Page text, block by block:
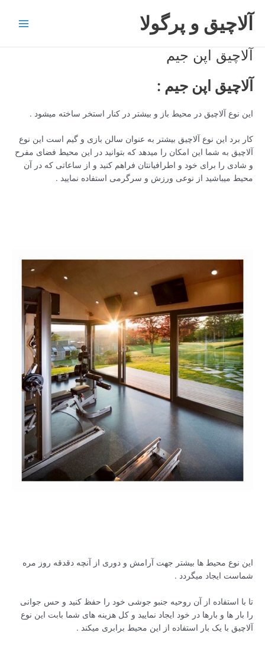
محتواآلاچیق و پرگولا
آلاچیق اپن جیم
آلاچیق اپن جیم :
این نوع آلاچیق در محیط باز و بیشتر در کنار استخر ساخته میشود .
کار برد این نوع آلاچیق بیشتر به عنوان سالن بازی و گیم است این نوع
آلاچیق به شما این امکان را میدهد که بتوانید در این محیط فضای مفرح
و شادی را برای خود و اطرافیانتان فراهم کنید و از ساعاتی که در آن
محیط میباشید از نوعی ورزش و سرگرمی استفاده نمایید .
این نوع محیط ها بیشتر جهت آرامش و دوری از آنچه دقدقه روز مره
شماست ایجاد میگردد .
تا با استفاده از آن روحیه جنبو جوشی خود را حفظ کنید و حس جوانی
را بار ها و بارها در خود ایجاد نمایید و کل هزینه های شما بابت این نوع
آلاچیق با یک بار استفاده از این محیط برابری میکند .